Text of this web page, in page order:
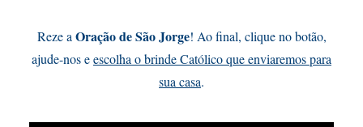
QUERO DOAR
Reze a Oração de São Jorge! Ao final, clique no botão,
ajude-nos eescolha o brinde Católico que enviaremos para
sua casa.